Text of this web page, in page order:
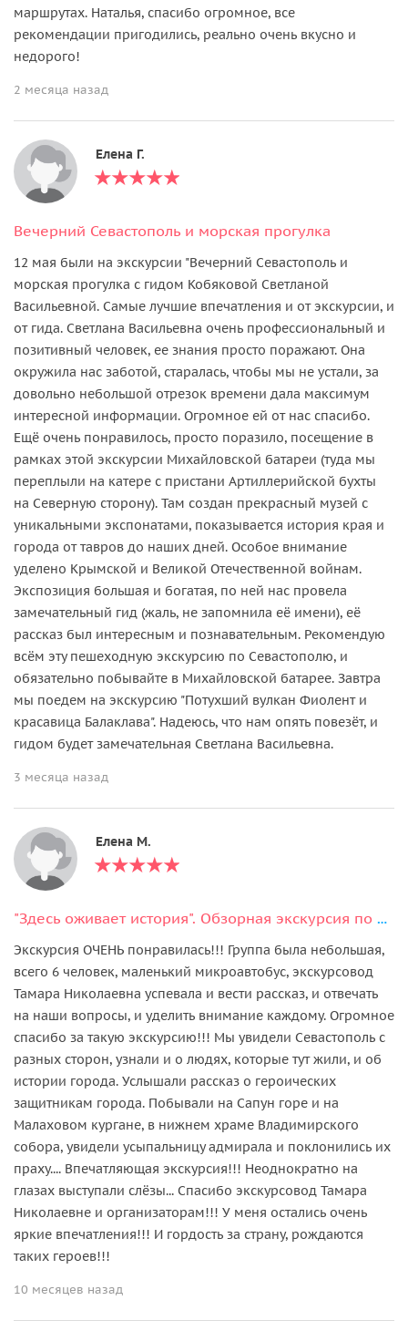
маршрутах. Наталья, спасибо огромное, все
рекомендации пригодились, реально очень вкусно и
недорого!
2 месяца назад
Елена Г.
Вечерний Севастополь и морская прогулка
12 мая были на экскурсии "Вечерний Севастополь и
морская прогулка с гидом Кобяковой Светланой
Васильевной. Самые лучшие впечатления и от экскурсии, и
от гида. Светлана Васильевна очень профессиональный и
позитивный человек, ее знания просто поражают. Она
окружила нас заботой, старалась, чтобы мы не устали, за
довольно небольшой отрезок времени дала максимум
интересной информации. Огромное ей от нас спасибо.
Ещё очень понравилось, просто поразило, посещение в
рамках этой экскурсии Михайловской батареи (туда мы
переплыли на катере с пристани Артиллерийской бухты
на Северную сторону). Там создан прекрасный музей с
уникальными экспонатами, показывается история края и
города от тавров до наших дней. Особое внимание
уделено Крымской и Великой Отечественной войнам.
Экспозиция большая и богатая, по ней нас провела
замечательный гид (жаль, не запомнила её имени), её
рассказ был интересным и познавательным. Рекомендую
всём эту пешеходную экскурсию по Севастополю, и
обязательно побывайте в Михайловской батарее. Завтра
мы поедем на экскурсию "Потухший вулкан Фиолент и
красавица Балаклава". Надеюсь, что нам опять повезёт, и
гидом будет замечательная Светлана Васильевна.
3 месяца назад
Елена М.
"Здесь оживает история". Обзорная экскурсия по Севастополю.
Экскурсия ОЧЕНЬ понравилась!!! Группа была небольшая,
всего 6 человек, маленький микроавтобус, экскурсовод
Тамара Николаевна успевала и вести рассказ, и отвечать
на наши вопросы, и уделить внимание каждому. Огромное
спасибо за такую экскурсию!!! Мы увидели Севастополь с
разных сторон, узнали и о людях, которые тут жили, и об
истории города. Услышали рассказ о героических
защитникам города. Побывали на Сапун горе и на
Малаховом кургане, в нижнем храме Владимирского
собора, увидели усыпальницу адмирала и поклонились их
праху.... Впечатляющая экскурсия!!! Неоднократно на
глазах выступали слёзы... Спасибо экскурсовод Тамара
Николаевне и организаторам!!! У меня остались очень
яркие впечатления!!! И гордость за страну, рождаются
таких героев!!!
10 месяцев назад